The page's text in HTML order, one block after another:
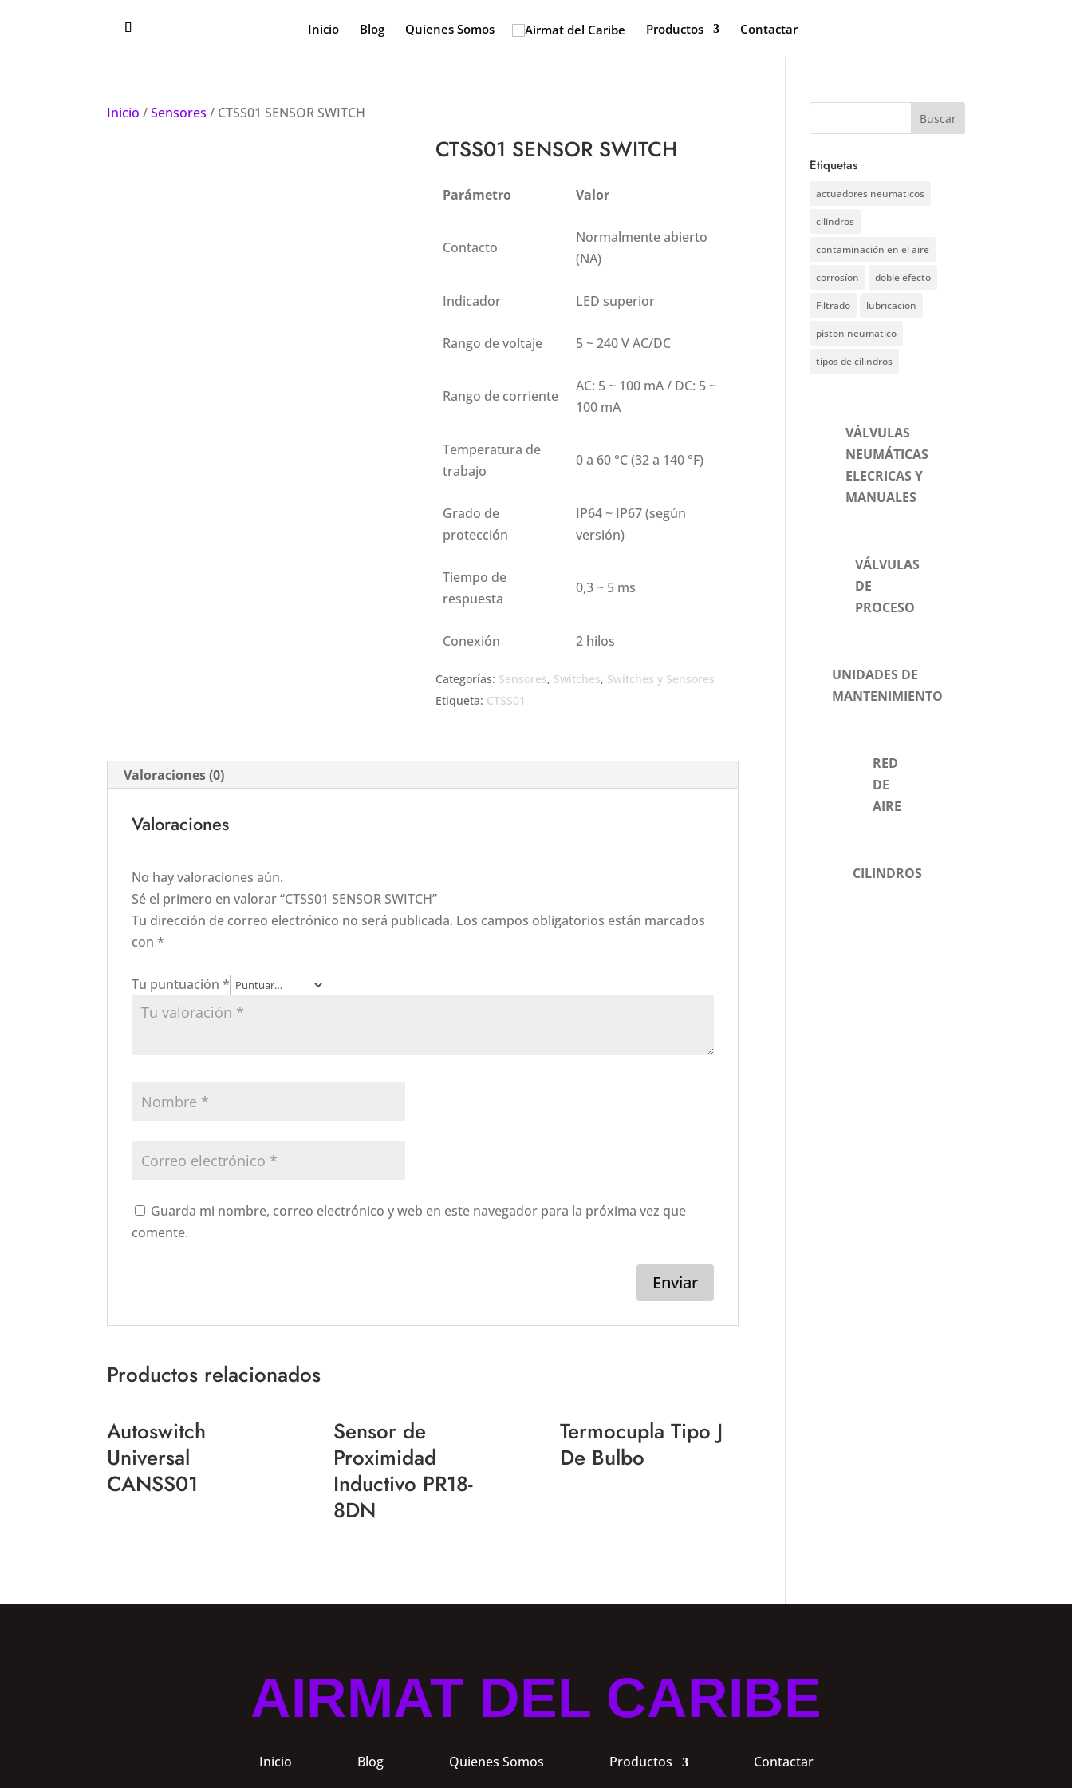
Inicio Blog Quienes Somos Productos Contactar
Inicio /Sensores / CTSS01 SENSOR SWITCH
CTSS01 SENSOR SWITCH
Parámetro Valor
Contacto
Normalmente abierto
(NA)
Indicador LED superior
Rango de voltaje 5 ~ 240 V AC/DC
Rango de corriente
AC: 5 ~ 100 mA / DC: 5 ~
100 mA
Temperatura de
trabajo
0 a 60 °C (32 a 140 °F)
Grado de
protección
IP64 ~ IP67 (según
versión)
Tiempo de
respuesta
0,3 ~ 5 ms
Conexión 2 hilos
Categorías: Sensores, Switches, Switches y Sensores
Etiqueta: CTSS01
Valoraciones (0)
Valoraciones
No hay valoraciones aún.
Sé el primero en valorar “CTSS01 SENSOR SWITCH”
Tu dirección de correo electrónico no será publicada. Los campos obligatorios están marcados
con*
Tu puntuación*
Guarda mi nombre, correo electrónico y web en este navegador para la próxima vez que
comente.
Productos relacionados
Autoswitch
Universal
CANSS01
Sensor de
Proximidad
Inductivo PR18-
8DN
Termocupla Tipo J
De Bulbo
Etiquetas
actuadores neumaticos
cilindros
contaminación en el aire
corrosíon doble efecto
Filtrado lubricacion
piston neumatico
tipos de cilindros
VÁLVULAS
NEUMÁTICAS
ELECRICAS Y
MANUALES
VÁLVULAS
DE
PROCESO
UNIDADES DE
MANTENIMIENTO
RED
DE
AIRE
CILINDROS
AIRMAT DEL CARIBE
Inicio Blog Quienes Somos Productos Contactar